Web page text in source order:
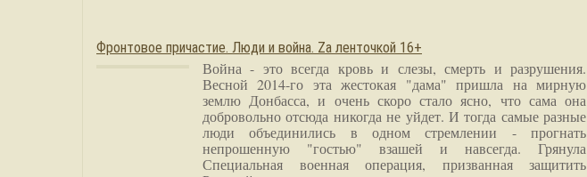
Фронтовое причастие. Люди и война. Zа ленточкой 16+
Война - это всегда кровь и слезы, смерть и разрушения.
Весной 2014-го эта жестокая "дама" пришла на мирную
землю Донбасса, и очень скоро стало ясно, что сама она
добровольно отсюда никогда не уйдет. И тогда самые разные
люди объединились в одном стремлении - прогнать
непрошенную "гостью" взашей и навсегда. Грянула
Специальная военная операция, призванная защитить